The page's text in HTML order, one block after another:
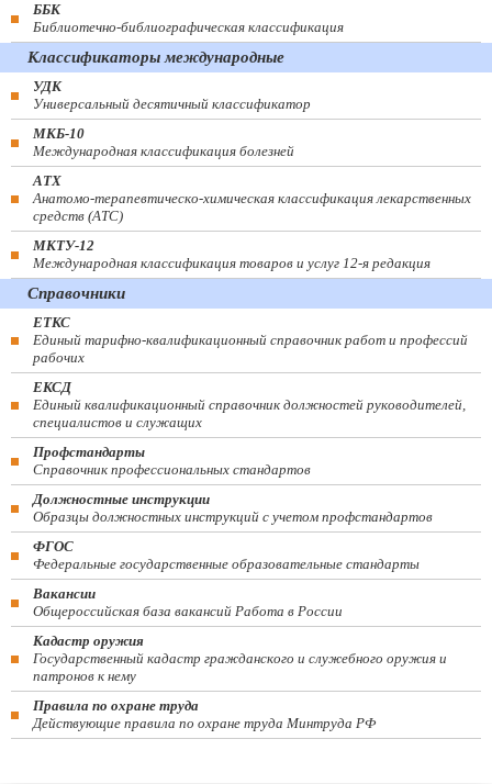
ББК
Библиотечно-библиографическая классификация
Классификаторы международные
УДК
Универсальный десятичный классификатор
МКБ-10
Международная классификация болезней
АТХ
Анатомо-терапевтическо-химическая классификация лекарственных
средств (ATC)
МКТУ-12
Международная классификация товаров и услуг 12-я редакция
Справочники
ЕТКС
Единый тарифно-квалификационный справочник работ и профессий
рабочих
ЕКСД
Единый квалификационный справочник должностей руководителей,
специалистов и служащих
Профстандарты
Справочник профессиональных стандартов
Должностные инструкции
Образцы должностных инструкций с учетом профстандартов
ФГОС
Федеральные государственные образовательные стандарты
Вакансии
Общероссийская база вакансий Работа в России
Кадастр оружия
Государственный кадастр гражданского и служебного оружия и
патронов к нему
Правила по охране труда
Действующие правила по охране труда Минтруда РФ